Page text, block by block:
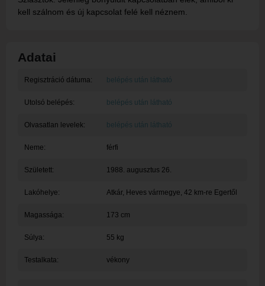
kell szálnom és új kapcsolat felé kell néznem.
Adatai
Regisztráció dátuma: belépés után látható
Utolsó belépés: belépés után látható
Olvasatlan levelek: belépés után látható
Neme: férfi
Született: 1988. augusztus 26.
Lakóhelye: Atkár, Heves vármegye, 42 km-re Egertől
Magassága: 173 cm
Súlya: 55 kg
Testalkata: vékony